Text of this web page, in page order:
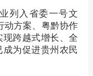
入省委一号文
动方案、粤黔协作
跨越式增长、全
为促进贵州农民